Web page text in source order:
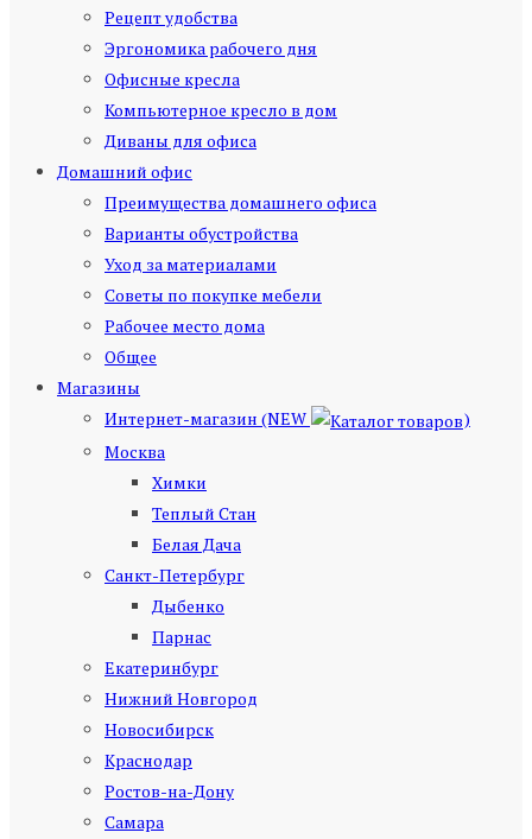
Рецепт удобства
Эргономика рабочего дня
Офисные кресла
Компьютерное кресло в дом
Диваны для офиса
Домашний офис
Преимущества домашнего офиса
Варианты обустройства
Уход за материалами
Советы по покупке мебели
Рабочее место дома
Общее
Магазины
Интернет-магазин (NEW
)
Москва
Химки
Теплый Стан
Белая Дача
Санкт-Петербург
Дыбенко
Парнас
Екатеринбург
Нижний Новгород
Новосибирск
Краснодар
Ростов-на-Дону
Самара